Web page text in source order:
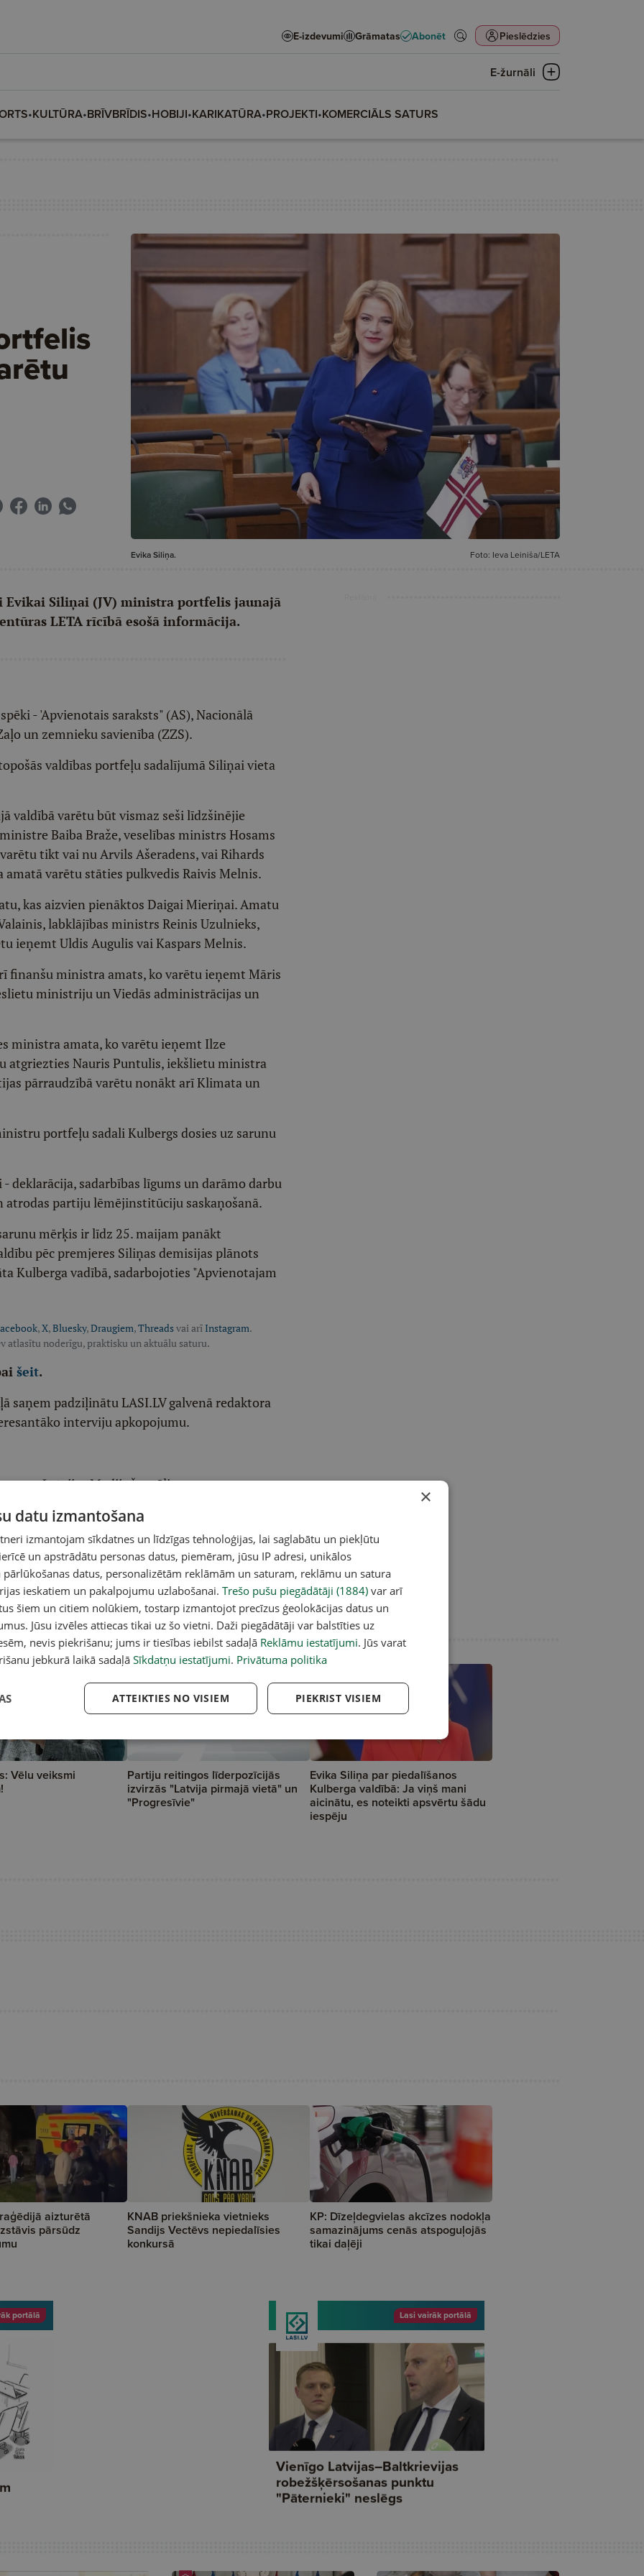
E-izdevumi Grāmatas Abonēt Pieslēdzies
E-žurnāli
•KULTŪRA•BRĪVBRĪDIS•HOBIJI•KARIKATŪRA•PROJEKTI•KOMERCIĀLS SATURS
Evika Siliņa.
Foto: Ieva Leiniša/LETA
Siliņai (JV) ministra portfelis jaunajā
LETA rīcībā esošā informācija.
- 'Apvienotais saraksts" (AS), Nacionālā
un zemnieku savienība (ZZS).
valdības portfeļu sadalījumā Siliņai vieta
valdībā varētu būt vismaz seši līdzšinējie
Baiba Braže, veselības ministrs Hosams
tikt vai nu Arvils Ašeradens, vai Rihards
varētu stāties pulkvedis Raivis Melnis.
kas aizvien pienāktos Daigai Mieriņai. Amatu
labklājības ministrs Reinis Uzulnieks,
ieņemt Uldis Augulis vai Kaspars Melnis.
finanšu ministra amats, ko varētu ieņemt Māris
ministriju un Viedās administrācijas un
ministra amata, ko varētu ieņemt Ilze
atgriezties Nauris Puntulis, iekšlietu ministra
pārraudzībā varētu nonākt arī Klimata un
portfeļu sadali Kulbergs dosies uz sarunu
deklarācija, sadarbības līgums un darāmo darbu
atrodas partiju lēmējinstitūciju saskaņošanā.
mērķis ir līdz 25. maijam panākt
pēc premjeres Siliņas demisijas plānots
Kulberga vadībā, sadarbojoties "Apvienotajam
,X,Bluesky,Draugiem,Threadsvai arī Instagram.
atlasītu noderīgu, praktisku un aktuālu saturu.
šeit.
saņem padziļinātu LASI.LV galvenā redaktora
interviju apkopojumu.
Latvijas Medijužurnālistu un autoru
noderīgiem tematiem
kultūru
Vēlu veiksmi
Partiju reitingos līderpozīcijās
izvirzās "Latvija pirmajā vietā" un
"Progresīvie"
Evika Siliņa par piedalīšanos
Kulberga valdībā: Ja viņš mani
aicinātu, es noteikti apsvērtu šādu
iespēju
aizturētā
pārsūdz
KNAB priekšnieka vietnieks
Sandijs Vectēvs nepiedalīsies
konkursā
KP: Dīzeļdegvielas akcīzes nodokļa
samazinājums cenās atspoguļojās
tikai daļēji
×
datu izmantošana
izmantojam sīkdatnes un līdzīgas tehnoloģijas, lai saglabātu un piekļūtu
un apstrādātu personas datus, piemēram, jūsu IP adresi, unikālos
datus, personalizētām reklāmām un saturam, reklāmu un satura
ieskatiem un pakalpojumu uzlabošanai. Trešo pušu piegādātāji (1884) var arī
šiem un citiem nolūkiem, tostarp izmantojot precīzus ģeolokācijas datus un
Jūsu izvēles attiecas tikai uz šo vietni. Daži piegādātāji var balstīties uz
nevis piekrišanu; jums ir tiesības iebilst sadaļā Reklāmu iestatījumi. Jūs varat
jebkurā laikā sadaļāSīkdatņu iestatījumi. Privātuma politika
PIEKRIST VISIEM
ATTEIKTIES NO VISIEM